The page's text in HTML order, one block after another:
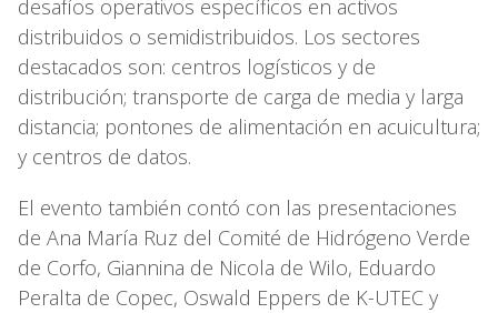
desafíos operativos específicos en activos
distribuidos o semidistribuidos. Los sectores
destacados son: centros logísticos y de
distribución; transporte de carga de media y larga
distancia; pontones de alimentación en acuicultura;
y centros de datos.
El evento también contó con las presentaciones
de Ana María Ruz del Comité de Hidrógeno Verde
de Corfo, Giannina de Nicola de Wilo, Eduardo
Peralta de Copec, Oswald Eppers de K-UTEC y